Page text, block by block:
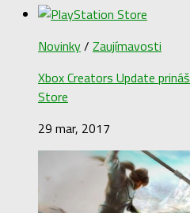
Novinky/ Zaujímavosti
Xbox Creators Update
Store
29 mar, 2017